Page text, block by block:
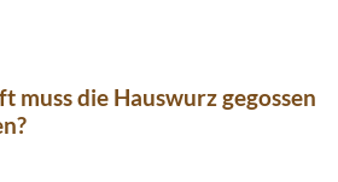
muss die Hauswurz gegossen